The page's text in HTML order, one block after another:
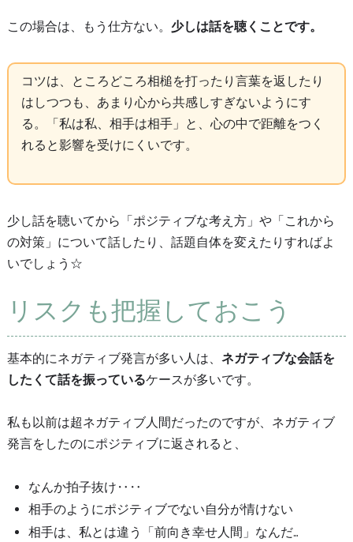
この場合は、もう仕方ない。 少しは話を聴くことです。
コツは、ところどころ相槌を打ったり言葉を返したり
はしつつも、あまり心から共感しすぎないようにす
る。「私は私、相手は相手」と、心の中で距離をつく
れると影響を受けにくいです。
少し話を聴いてから「ポジティブな考え方」や「これから
の対策」について話したり、話題自体を変えたりすればよ
いでしょう☆
リスクも把握しておこう
基本的にネガティブ発言が多い人は、 ネガティブな会話を
したくて話を振っているケースが多いです。
私も以前は超ネガティブ人間だったのですが、ネガティブ
発言をしたのにポジティブに返されると、
なんか拍子抜け‥‥
相手のようにポジティブでない自分が情けない
相手は、私とは違う「前向き幸せ人間」なんだ…